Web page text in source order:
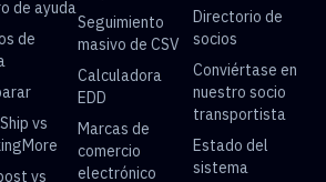
de ayuda
de
vs
vs
Seguimiento
masivo de CSV
Calculadora
EDD
Marcas de
comercio
electrónico
Directorio de
socios
Conviértase en
nuestro socio
transportista
Estado del
sistema